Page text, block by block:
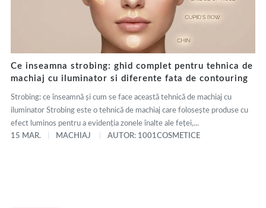
Ce inseamna strobing: ghid complet pentru tehnica de
machiaj cu iluminator si diferente fata de contouring
Strobing: ce înseamnă și cum se face această tehnică de machiaj cu
iluminator Strobing este o tehnică de machiaj care folosește produse cu
efect luminos pentru a evidenția zonele înalte ale feței,...
15 MAR.
MACHIAJ AUTOR: 1001COSMETICE